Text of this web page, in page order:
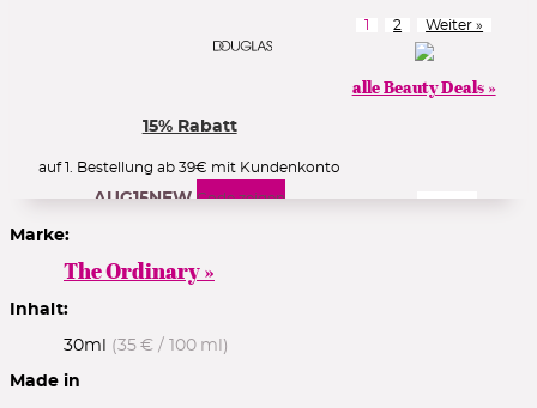
15% Rabatt
auf 1. Bestellung ab 39€ mit Kundenkonto
AUG15NEW Code zeigen
auf die erste Bestellung
2 Weiter »
alle Beauty Deals »
Marke:
The Ordinary »
Inhalt:
30ml (35 € / 100 ml)
Made in